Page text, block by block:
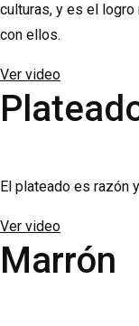
culturas, y es el
con ellos.
Ver video
El plateado es razón
Ver video
Marrón